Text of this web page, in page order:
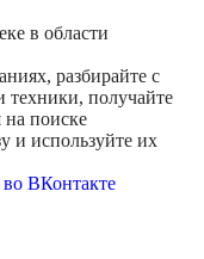
в области
разбирайте с
техники, получайте
поиске
и используйте их
ВКонтакте